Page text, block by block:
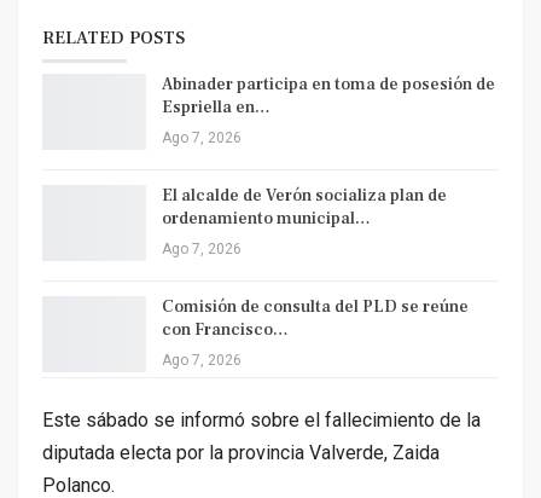
RELATED POSTS
Abinader participa en toma de posesión de
Espriella en…
Ago 7, 2026
El alcalde de Verón socializa plan de
ordenamiento municipal…
Ago 7, 2026
Comisión de consulta del PLD se reúne
con Francisco…
Ago 7, 2026
Este sábado se informó sobre el fallecimiento de la
diputada electa por la provincia Valverde, Zaida
Polanco.